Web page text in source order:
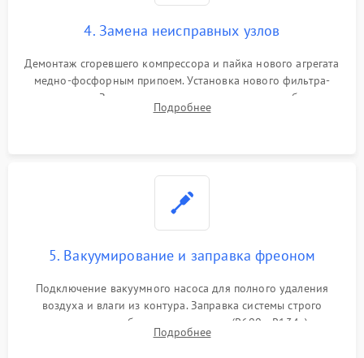
4. Замена неисправных узлов
Демонтаж сгоревшего компрессора и пайка нового агрегата
медно-фосфорным припоем. Установка нового фильтра-
осушителя. Замена изношенных вентиляторов обдува,
сломанных заслонок или поврежденных дверных петель.
Подробнее
5. Вакуумирование и заправка фреоном
Подключение вакуумного насоса для полного удаления
воздуха и влаги из контура. Заправка системы строго
дозированным объемом хладагента (R600a, R134a) по
электронным весам. Контроль рабочего давления в системе.
Подробнее